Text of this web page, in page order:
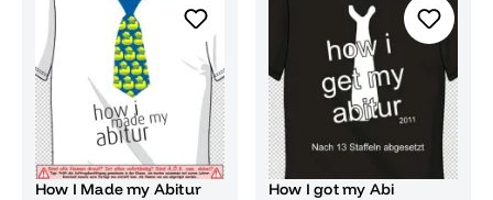
How I Made my Abitur How I got my Abi